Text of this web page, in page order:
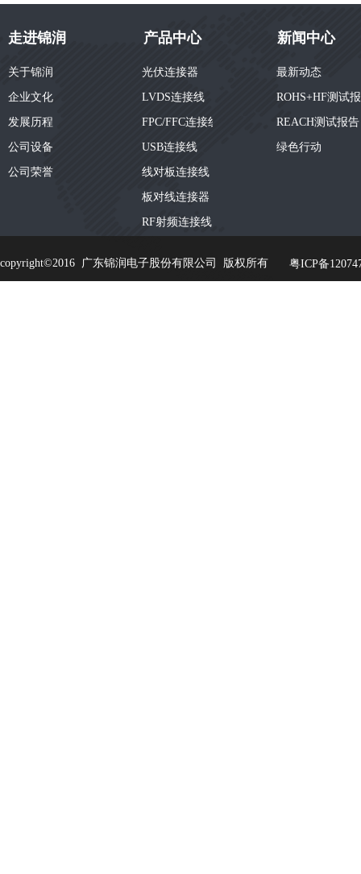
走进锦润
关于锦润
企业文化
发展历程
公司设备
公司荣誉
粤ICP备
新闻中心
最新动态
ROHS+HF测试
REACH测试报告
绿色行动
光伏连接器
LVDS连接线
FPC/FFC连接线
USB连接线
线对板连接线
板对线连接器
RF射频连接线
产品中心
copyright©2016 广东锦润电子股份有限公司 版权所有